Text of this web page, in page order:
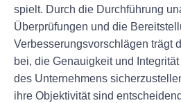
spielt. Durch die Durchführung
Überprüfungen und die
Verbesserungsvorschlägen trägt
bei, die Genauigkeit und
des Unternehmens
ihre Objektivität sind